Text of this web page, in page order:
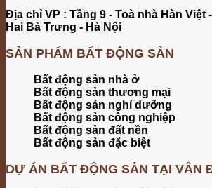
Địa chỉ VP : Tầng 9 - Toà nhà Hàn Việt
Hai Bà Trưng - Hà Nội
SẢN PHẨM BẤT ĐỘNG SẢN
Bất động sản nhà ở
Bất động sản thương mại
Bất động sản nghỉ dưỡng
Bất động sản công nghiệp
Bất động sản đất nền
Bất động sản đặc biệt
DỰ ÁN BẤT ĐỘNG SẢN TẠI VÂN